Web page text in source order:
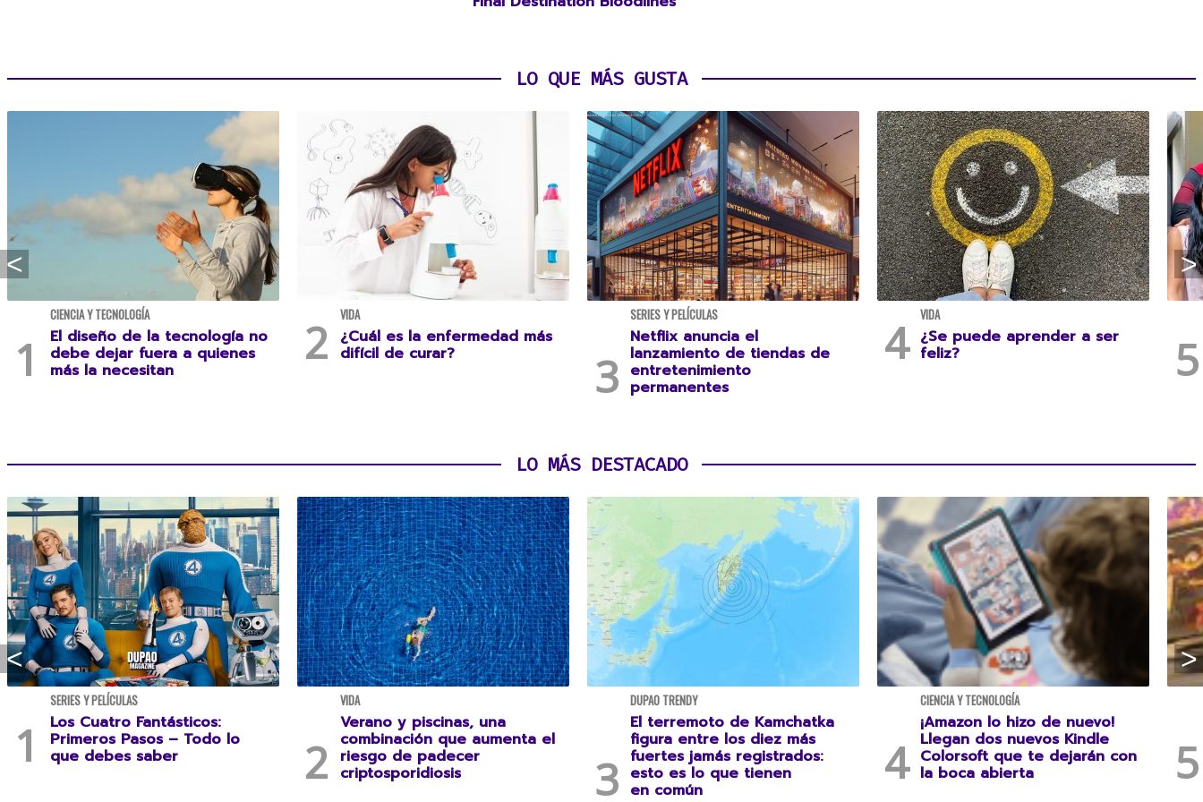
LO QUE MÁS GUSTA
CIENCIA Y TECNOLOGÍA
El diseño de la tecnología no
debe dejar fuera a quienes
más la necesitan
VIDA
¿Cuál es la enfermedad más
difícil de curar?
SERIES Y PELÍCULAS
Netflix anuncia el
lanzamiento de tiendas de
entretenimiento
permanentes
VIDA
¿Se puede aprender a ser
feliz?
LO MÁS DESTACADO
SERIES Y PELÍCULAS
Los Cuatro Fantásticos:
Primeros Pasos – Todo lo
que debes saber
VIDA
Verano y piscinas, una
combinación que aumenta el
riesgo de padecer
criptosporidiosis
DUPAO TRENDY
El terremoto de Kamchatka
figura entre los diez más
fuertes jamás registrados:
esto es lo que tienen
en común
CIENCIA Y TECNOLOGÍA
¡Amazon lo hizo de nuevo!
Llegan dos nuevos Kindle
Colorsoft que te dejarán con
la boca abierta